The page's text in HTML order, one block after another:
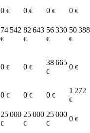
0 € 0 € 0 € 0 €
74 542
€
82 643
€
56 330
€
50 388
€
0 € 0 €
38 665
€
0 €
0 € 0 € 0 €
1 272
€
25 000
€
25 000
€
25 000
€
0 €